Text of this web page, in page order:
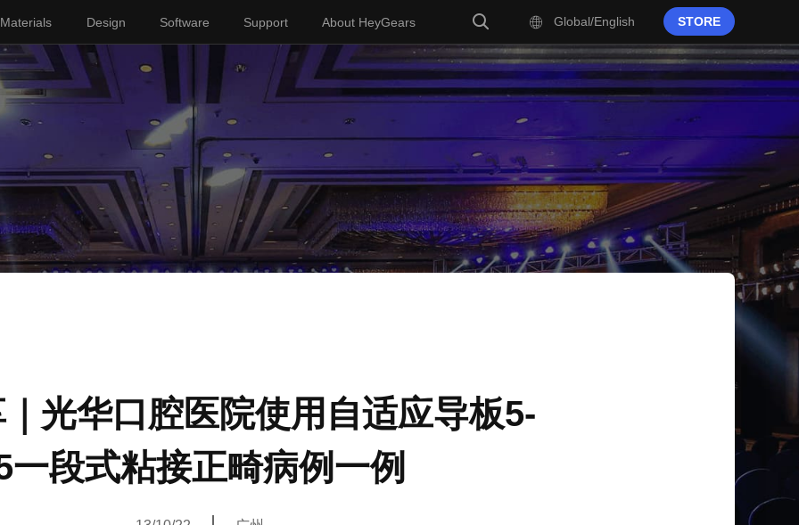
Materials Design Software Support About HeyGears Global/English STORE
光华口腔医院使用自适应导板5-
一段式粘接正畸病例一例